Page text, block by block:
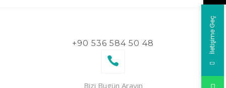
+90 536 584 50 48
Bizi Bugün Arayın
İletişime Geç